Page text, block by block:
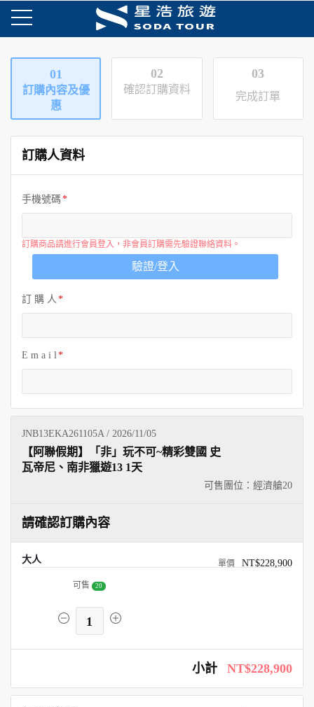
01
訂購內容及優
惠
02
確認訂購資料
03
完成訂單
訂購人資料
手機號碼
訂購商品請進行會員登入，非會員訂購需先驗證聯絡資料。
驗證/登入
訂 購 人
E m a i l
JNB13EKA261105A / 2026/11/05
可售團位：經濟艙20
【阿聯假期】「非」玩不可~精彩雙國 史
瓦帝尼、南非獵遊13 1天
請確認訂購內容
大人 NT$228,900
可售 20
1
小計 NT$228,900